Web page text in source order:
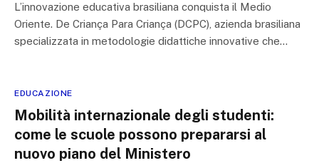
L’innovazione educativa brasiliana conquista il Medio
Oriente. De Criança Para Criança (DCPC), azienda brasiliana
specializzata in metodologie didattiche innovative che…
EDUCAZIONE
Mobilità internazionale degli studenti:
come le scuole possono prepararsi al
nuovo piano del Ministero